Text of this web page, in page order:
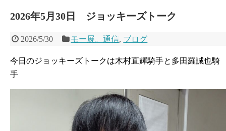
2026年5月30日 ジョッキーズトーク
2026/5/30 モー展。通信, ブログ
今日のジョッキーズトークは木村直輝騎手と多田羅誠也騎
手